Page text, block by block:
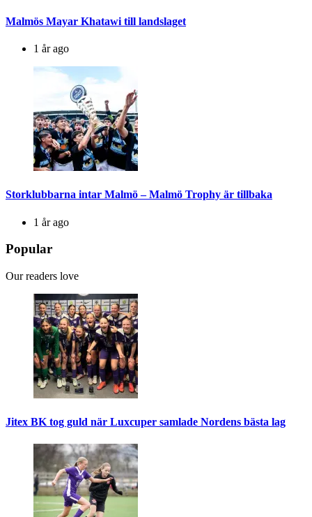
Malmös Mayar Khatawi till landslaget
1 år ago
Storklubbarna intar Malmö – Malmö Trophy är tillbaka
1 år ago
Popular
Our readers love
Jitex BK tog guld när Luxcuper samlade Nordens bästa lag